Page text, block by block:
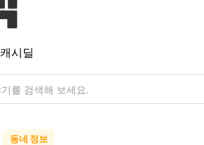
캐시딜
동네 정보